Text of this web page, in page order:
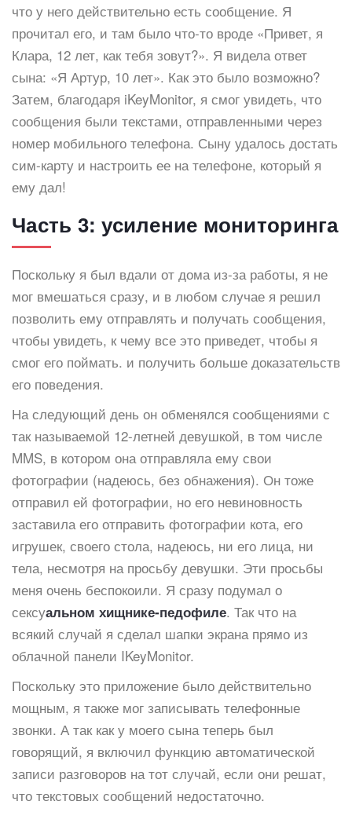
что у него действительно есть сообщение. Я
прочитал его, и там было что-то вроде «Привет, я
Клара, 12 лет, как тебя зовут?». Я видела ответ
сына: «Я Артур, 10 лет». Как это было возможно?
Затем, благодаря iKeyMonitor, я смог увидеть, что
сообщения были текстами, отправленными через
номер мобильного телефона. Сыну удалось достать
сим-карту и настроить ее на телефоне, который я
ему дал!
Часть 3: усиление мониторинга
Поскольку я был вдали от дома из-за работы, я не
мог вмешаться сразу, и в любом случае я решил
позволить ему отправлять и получать сообщения,
чтобы увидеть, к чему все это приведет, чтобы я
смог его поймать. и получить больше доказательств
его поведения.
На следующий день он обменялся сообщениями с
так называемой 12-летней девушкой, в том числе
MMS, в котором она отправляла ему свои
фотографии (надеюсь, без обнажения). Он тоже
отправил ей фотографии, но его невиновность
заставила его отправить фотографии кота, его
игрушек, своего стола, надеюсь, ни его лица, ни
тела, несмотря на просьбу девушки. Эти просьбы
меня очень беспокоили. Я сразу подумал о
сексуальном хищнике-педофиле. Так что на
всякий случай я сделал шапки экрана прямо из
облачной панели IKeyMonitor.
Поскольку это приложение было действительно
мощным, я также мог записывать телефонные
звонки. А так как у моего сына теперь был
говорящий, я включил функцию автоматической
записи разговоров на тот случай, если они решат,
что текстовых сообщений недостаточно.